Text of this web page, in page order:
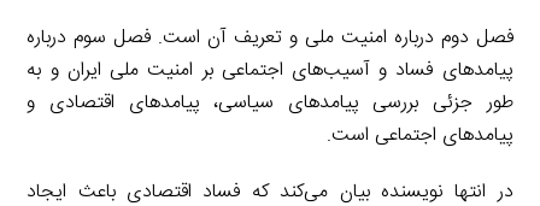
فصل دوم درباره امنیت ملی و تعریف آن است. فصل سوم درباره
پیامدهای فساد و آسیب‌های اجتماعی بر امنیت ملی ایران و به
طور جزئی بررسی پیامدهای سیاسی، پیامدهای اقتصادی و
پیامدهای اجتماعی است.
در انتها نویسنده بیان می‌کند که فساد اقتصادی باعث ایجاد